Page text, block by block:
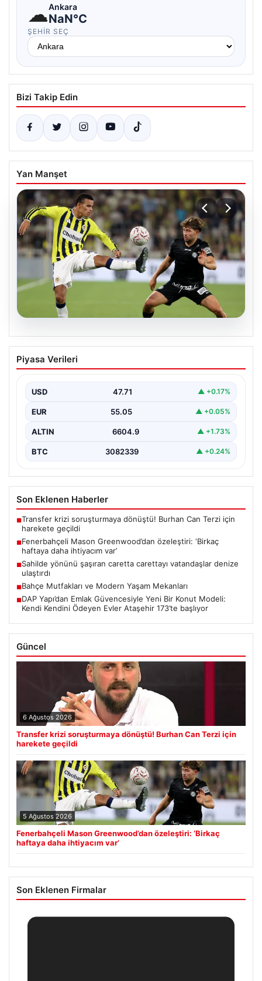
☁Ankara
NaN°C
ŞEHIR SEÇ
Bizi Takip Edin
Yan Manşet
Fenerbahçeli Mason Greenwood’dan
özeleştiri: ‘Birkaç haftaya daha
Piyasa Verileri
USD 47.71 ▲ +0.17%
EUR 55.05 ▲ +0.05%
ALTIN 6604.9 ▲ +1.73%
BTC 3082339 ▲ +0.24%
Son Eklenen Haberler
■Transfer krizi soruşturmaya dönüştü! Burhan Can Terzi için
harekete geçildi
■Fenerbahçeli Mason Greenwood’dan özeleştiri: ‘Birkaç
haftaya daha ihtiyacım var’
■Sahilde yönünü şaşıran caretta carettayı vatandaşlar denize
ulaştırdı
■Bahçe Mutfakları ve Modern Yaşam Mekanları
■DAP Yapı’dan Emlak Güvencesiyle Yeni Bir Konut Modeli:
Kendi Kendini Ödeyen Evler Ataşehir 173’te başlıyor
Güncel
6 Ağustos 2026
Transfer krizi soruşturmaya dönüştü! Burhan Can Terzi için
harekete geçildi
5 Ağustos 2026
Fenerbahçeli Mason Greenwood’dan özeleştiri: ‘Birkaç
haftaya daha ihtiyacım var’
Son Eklenen Firmalar